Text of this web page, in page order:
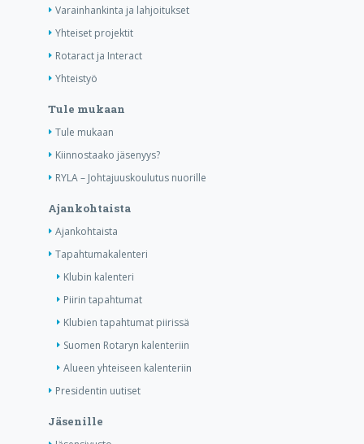
Varainhankinta ja lahjoitukset
Yhteiset projektit
Rotaract ja Interact
Yhteistyö
Tule mukaan
Tule mukaan
Kiinnostaako jäsenyys?
RYLA – Johtajuuskoulutus nuorille
Ajankohtaista
Ajankohtaista
Tapahtumakalenteri
Klubin kalenteri
Piirin tapahtumat
Klubien tapahtumat piirissä
Suomen Rotaryn kalenteriin
Alueen yhteiseen kalenteriin
Presidentin uutiset
Jäsenille